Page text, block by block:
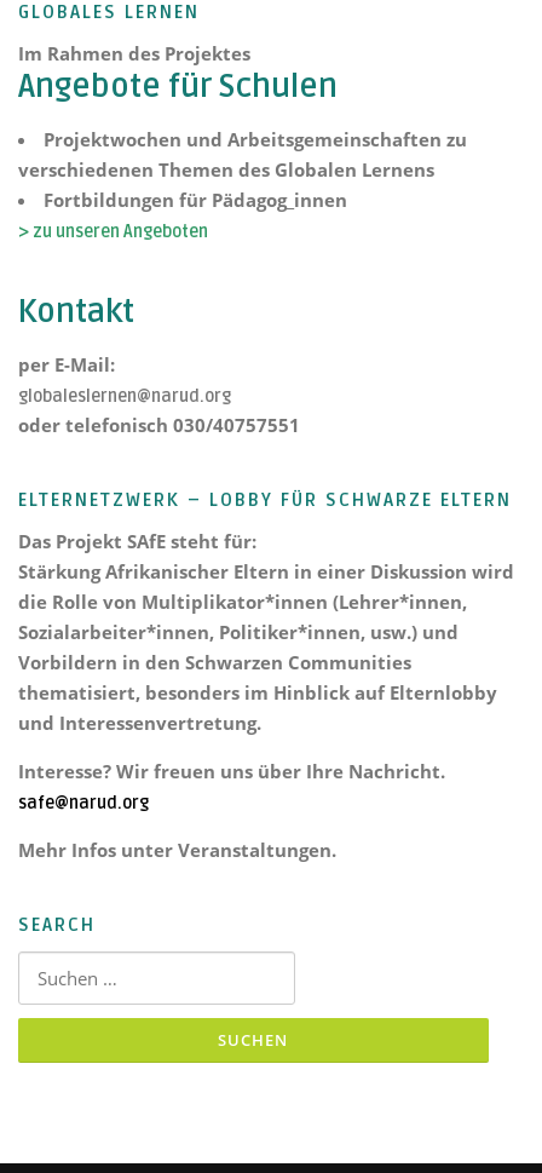
GLOBALES LERNEN
Im Rahmen des Projektes
Angebote für Schulen
Projektwochen und Arbeitsgemeinschaften zu
verschiedenen Themen des Globalen Lernens
Fortbildungen für Pädagog_innen
> zu unseren Angeboten
Kontakt
per E-Mail:
globaleslernen@narud.org
oder telefonisch 030/40757551
ELTERNETZWERK – LOBBY FÜR SCHWARZE ELTERN
Das Projekt SAfE steht für:
Stärkung Afrikanischer Eltern in einer Diskussion wird
die Rolle von Multiplikator*innen (Lehrer*innen,
Sozialarbeiter*innen, Politiker*innen, usw.) und
Vorbildern in den Schwarzen Communities
thematisiert, besonders im Hinblick auf Elternlobby
und Interessenvertretung.
Interesse? Wir freuen uns über Ihre Nachricht.
safe@narud.org
Mehr Infos unter Veranstaltungen.
SEARCH
Suchen nach: